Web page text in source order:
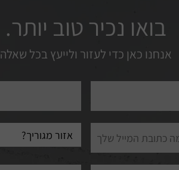
בואו נכיר טוב יותר.
אנחנו כאן כדי לעזור ולייעץ בכל שאלה
עיר
מגורים